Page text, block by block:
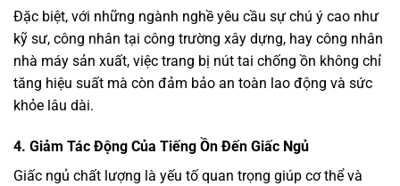
Đặc biệt, với những ngành nghề yêu cầu sự chú ý cao như
kỹ sư, công nhân tại công trường xây dựng, hay công nhân
nhà máy sản xuất, việc trang bị nút tai chống ồn không chỉ
tăng hiệu suất mà còn đảm bảo an toàn lao động và sức
khỏe lâu dài.
4. Giảm Tác Động Của Tiếng Ồn Đến Giấc Ngủ
Giấc ngủ chất lượng là yếu tố quan trọng giúp cơ thể và